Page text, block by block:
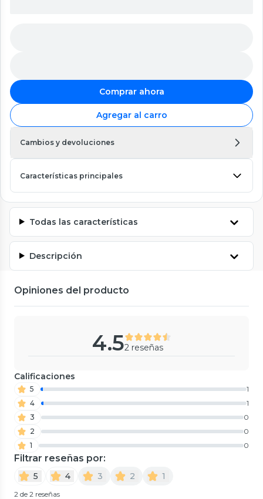
Comprar ahora
Agregar al carro
Cambios y devoluciones
Características principales
Todas las características
Descripción
Opiniones del producto
4.52 reseñas
Calificaciones
5
1
4
1
3
0
2
0
1
0
Filtrar reseñas por:
5 4 3 2 1
2 de 2 reseñas